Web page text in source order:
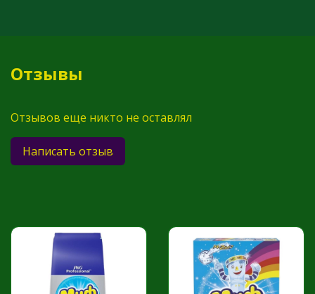
Отзывы
Отзывов еще никто не оставлял
Написать отзыв